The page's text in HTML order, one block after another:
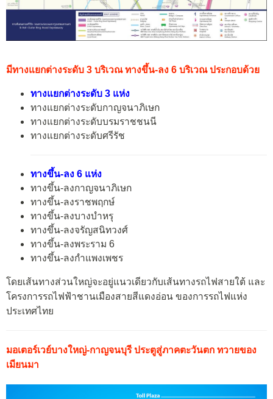
มีทางแยกต่างระดับ 3 บริเวณ ทางขึ้น-ลง 6 บริเวณ ประกอบด้วย
ทางแยกต่างระดับ 3 แห่ง
ทางแยกต่างระดับกาญจนาภิเษก
ทางแยกต่างระดับบรมราชชนนี
ทางแยกต่างระดับศรีรัช
ทางขึ้น-ลง 6 แห่ง
ทางขึ้น-ลงกาญจนาภิเษก
ทางขึ้น-ลงราชพฤกษ์
ทางขึ้น-ลงบางบำหรุ
ทางขึ้น-ลงจรัญสนิทวงศ์
ทางขึ้น-ลงพระราม 6
ทางขึ้น-ลงกำแพงเพชร
โดยเส้นทางส่วนใหญ่จะอยู่แนวเดียวกับเส้นทางรถไฟสายใต้ และ
โครงการรถไฟฟ้าชานเมืองสายสีแดงอ่อน ของการรถไฟแห่ง
ประเทศไทย
มอเตอร์เวย์บางใหญ่-กาญจนบุรี ประตูสู่ภาคตะวันตก ทวายของ
เมียนมา